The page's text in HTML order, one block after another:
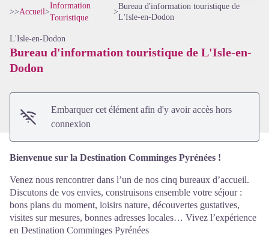
Voir l'image en plein écran
>>Accueil>
Information
Touristique
>
Bureau d'information touristique de
L'Isle-en-Dodon
L'Isle-en-Dodon
Bureau d'information touristique de L'Isle-en-
Dodon
Embarquer cet élément afin d'y avoir accès hors
connexion
Bienvenue sur la Destination Comminges Pyrénées !
Venez nous rencontrer dans l’un de nos cinq bureaux d’accueil.
Discutons de vos envies, construisons ensemble votre séjour :
bons plans du moment, loisirs nature, découvertes gustatives,
visites sur mesures, bonnes adresses locales… Vivez l’expérience
en Destination Comminges Pyrénées